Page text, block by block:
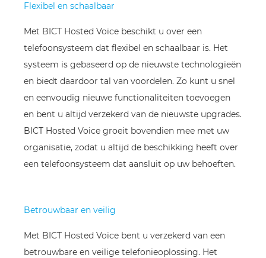
Flexibel en schaalbaar
Met BICT Hosted Voice beschikt u over een
telefoonsysteem dat flexibel en schaalbaar is. Het
systeem is gebaseerd op de nieuwste technologieën
en biedt daardoor tal van voordelen. Zo kunt u snel
en eenvoudig nieuwe functionaliteiten toevoegen
en bent u altijd verzekerd van de nieuwste upgrades.
BICT Hosted Voice groeit bovendien mee met uw
organisatie, zodat u altijd de beschikking heeft over
een telefoonsysteem dat aansluit op uw behoeften.
Betrouwbaar en veilig
Met BICT Hosted Voice bent u verzekerd van een
betrouwbare en veilige telefonieoplossing. Het